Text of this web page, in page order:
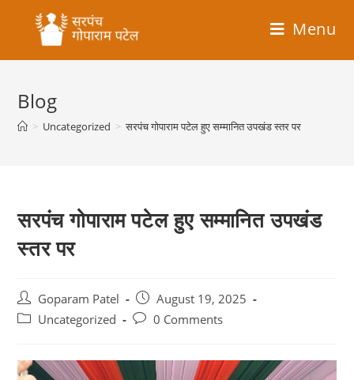
Menu
Blog
> Uncategorized > सरपंच गोपाराम पटेल हुए सम्मानित उपखंड स्तर पर
सरपंच गोपाराम पटेल हुए सम्मानित उपखंड
स्तर पर
Goparam Patel
August 19, 2025
Uncategorized
0 Comments